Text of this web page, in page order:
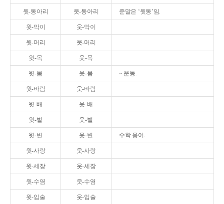
윗-동아리 웃-동아리 준말은 ‘윗동’임.
윗-막이 웃-막이
윗-머리 웃-머리
윗-목 웃-목
윗-몸 웃-몸 ~ 운동.
윗-바람 웃-바람
윗-배 웃-배
윗-벌 웃-벌
윗-변 웃-변 수학 용어.
윗-사랑 웃-사랑
윗-세장 웃-세장
윗-수염 웃-수염
윗-입술 웃-입술